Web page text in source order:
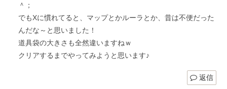
＾；
でもXに慣れてると、マップとかルーラとか、昔は不便だった
んだな～と思いました！
道具袋の大きさも全然違いますねｗ
クリアするまでやってみようと思います♪
返信